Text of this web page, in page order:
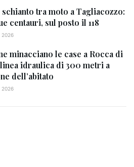
tra moto a Tagliacozzo:
centauri, sul posto il 118
2026
minacciano le case a Rocca di
idraulica di 300 metri a
dell’abitato
2026